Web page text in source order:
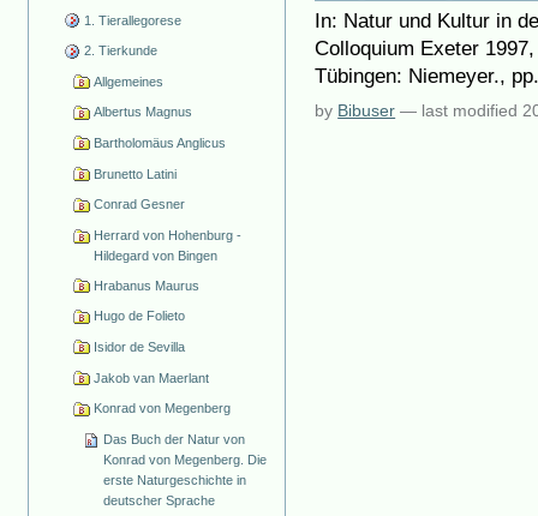
1. Tierallegorese
2. Tierkunde
Allgemeines
Albertus Magnus
Bartholomäus Anglicus
Brunetto Latini
Conrad Gesner
Herrard von Hohenburg -
Hildegard von Bingen
Hrabanus Maurus
Hugo de Folieto
Isidor de Sevilla
Jakob van Maerlant
Konrad von Megenberg
Das Buch der Natur von
Konrad von Megenberg. Die
erste Naturgeschichte in
deutscher Sprache
In: Natur und Kultur in
Colloquium Exeter
Tübingen: Niemeyer.,
by Bibuser — last modified